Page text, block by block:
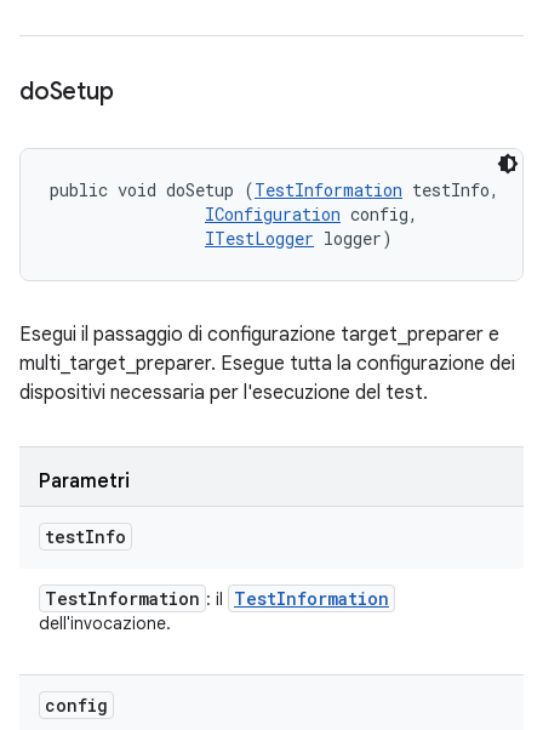
doSetup
public void doSetup (TestInformation testInfo,
IConfiguration config,
ITestLogger logger)
Esegui il passaggio di configurazione target_preparer e
multi_target_preparer. Esegue tutta la configurazione dei
dispositivi necessaria per l'esecuzione del test.
Parametri
testInfo
TestInformation : il TestInformation
dell'invocazione.
config